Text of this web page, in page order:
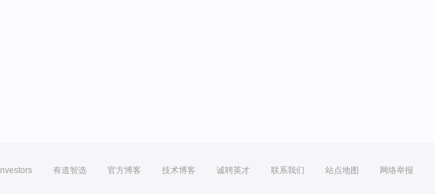
Investors 有道智选 官方博客 技术博客 诚聘英才 联系我们 站点地图 网络举报